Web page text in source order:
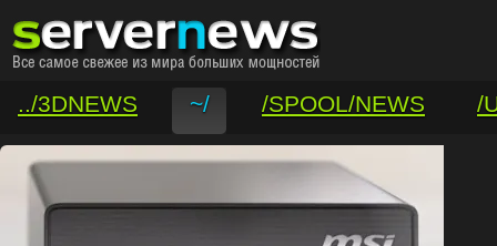
../3DNEWS ~/ /SPOOL/NEWS
/
/VAR/CONTACT